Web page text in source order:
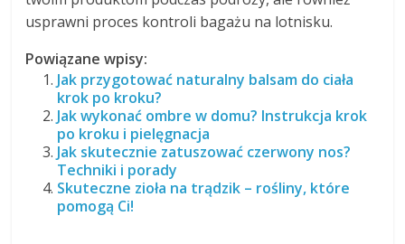
usprawni proces kontroli bagażu na lotnisku.
Powiązane wpisy:
Jak przygotować naturalny balsam do ciała
krok po kroku?
Jak wykonać ombre w domu? Instrukcja krok
po kroku i pielęgnacja
Jak skutecznie zatuszować czerwony nos?
Techniki i porady
Skuteczne zioła na trądzik – rośliny, które
pomogą Ci!